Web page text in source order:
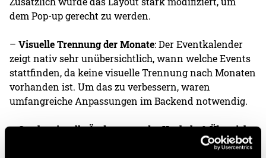
dem Pop-up gerecht zu werden.
–Visuelle Trennung der Monate: Der Eventkalender
zeigt nativ sehr unübersichtlich, wann welche Events
stattfinden, da keine visuelle Trennung nach Monaten
vorhanden ist. Um das zu verbessern, waren
umfangreiche Anpassungen im Backend notwendig.
–Starke visuelle Änderungen der Kacheln& Übersicht:
Original zeigt das Plugin ohne starke visuelle